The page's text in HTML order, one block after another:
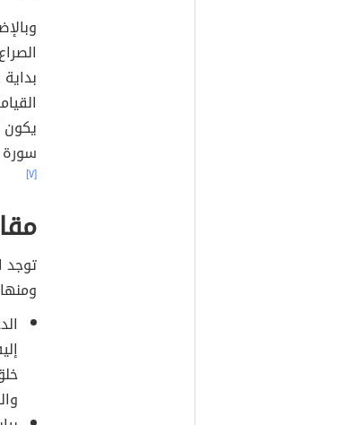
يكون
سورة
[٧]
توجد